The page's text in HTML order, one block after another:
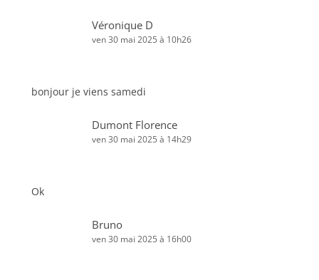
Véronique D
ven 30 mai 2025 à 10h26
bonjour je viens samedi
Dumont Florence
ven 30 mai 2025 à 14h29
Ok
Bruno
ven 30 mai 2025 à 16h00